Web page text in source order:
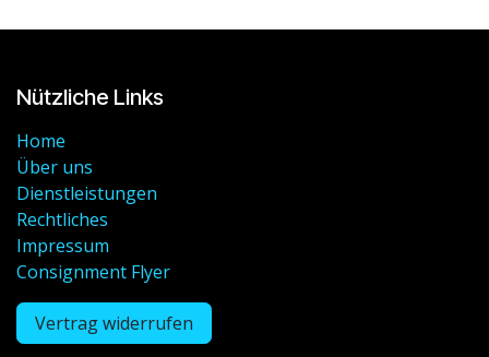
Nützliche Links
Home
Über uns
Dienstleistungen
Rechtliches
Impressum
Consignment Flyer
Vertrag widerrufen